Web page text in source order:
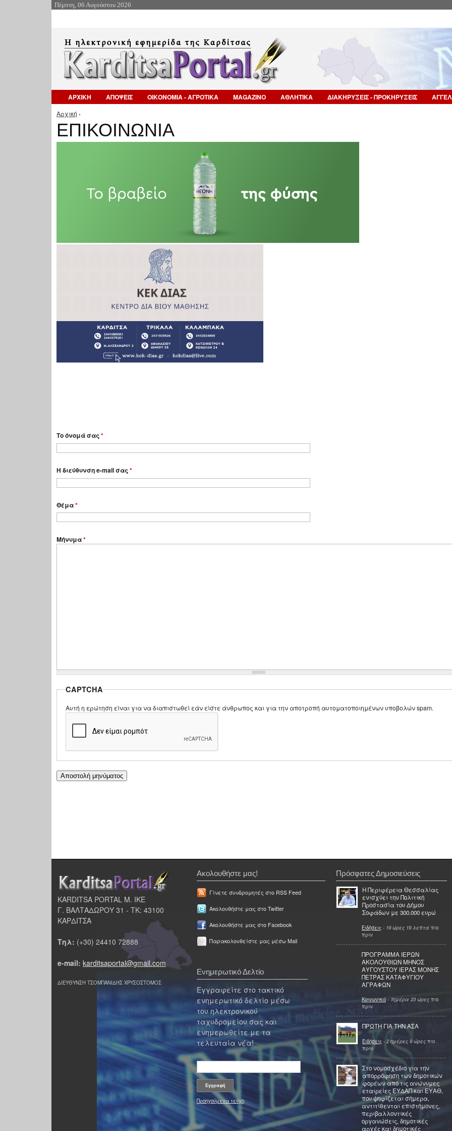
Πέμπτη, 06 Αυγούστου 2026
ΑΡΧΙΚΗ ΑΠΟΨΕΙΣ ΟΙΚΟΝΟΜΙΑ - ΑΓΡΟΤΙΚΑ MAGAZINO ΑΘΛΗΤΙΚΑ ΔΙΑΚΗΡΥΞΕΙΣ - ΠΡΟΚΗΡΥΞΕΙΣ
Είστε εδώ
Αρχική ›
ΕΠΙΚΟΙΝΩΝΙΑ
Το όνομά σας*
Η διεύθυνση e-mail σας*
Θέμα*
Μήνυμα*
CAPTCHA
Αυτή η ερώτηση είναι για να διαπιστωθεί εάν είστε άνθρωπος και για την αποτροπή αυτοματοποιημένων υποβολών spam.
KARDITSA PORTAL Μ. ΙΚΕ
Γ. ΒΑΛΤΑΔΩΡΟΥ 31 - ΤΚ: 43100
ΚΑΡΔΙΤΣΑ
Τηλ: (+30) 24410 72888
e-mail: karditsaportal@gmail.com
ΔΙΕΥΘΥΝΣΗ ΤΣΟΜΠΑΝΙΔΗΣ ΧΡΥΣΟΣΤΟΜΟΣ
Ακολουθήστε μας!
Γίνετε συνδρομητές στο RSS Feed
Ακολουθήστε μας στο Twitter
Ακολουθήστε μας στο Facebook
Παρακολουθείστε μας μέσω Mail
Ενημερωτικό Δελτίο
Εγγραφείτε στο τακτικό
ενημερωτικό δελτίο μέσω
του ηλεκτρονικού
ταχυδρομείου σας και
ενημερωθείτε με τα
τελευταία νέα!
Προηγούμενα τεύχη
Πρόσφατες Δημοσιεύσεις
Η Περιφέρεια Θεσσαλίας
ενισχύει την Πολιτική
Προστασία του Δήμου
Σοφάδων με 300.000 ευρώ
Ειδήσεις - 19 ώρες 19 λεπτά πιο
πριν
ΠΡΟΓΡΑΜΜΑ ΙΕΡΩΝ
ΑΚΟΛΟΥΘΙΩΝ ΜΗΝΟΣ
ΑΥΓΟΥΣΤΟΥ ΙΕΡΑΣ ΜΟΝΗΣ
ΠΕΤΡΑΣ ΚΑΤΑΦΥΓΙΟΥ
ΑΓΡΑΦΩΝ
Κοινωνικά - 1ημέρα 23 ώρες πιο
πριν
ΠΡΩΤΗ ΓΙΑ ΤΗΝ ΑΣΑ
Ειδήσεις - 2 ημέρες 9 ώρες πιο
πριν
Στο νομοσχέδιο για την
απορρόφηση των δημοτικών
φορέων από τις ανώνυμες
εταιρείες ΕΥΔΑΠ και ΕΥΑΘ,
που ψηφίζεται σήμερα,
αντιτίθενται επιστήμονες,
περιβαλλοντικές
οργανώσεις, δημοτικές
αρχές και δημοτικές